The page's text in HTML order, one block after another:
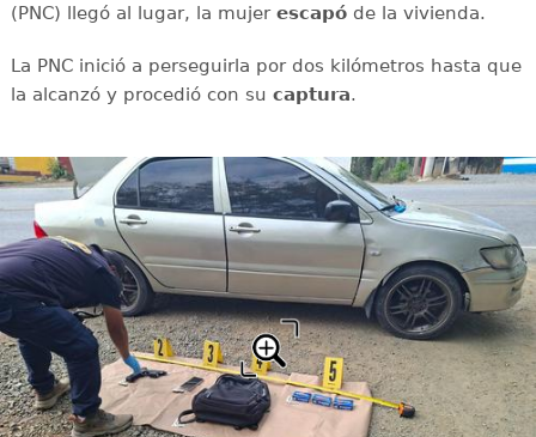
(PNC) llegó al lugar, la mujer escapóde la vivienda.
La PNC inició a perseguirla por dos kilómetros hasta que
la alcanzó y procedió con su captura.